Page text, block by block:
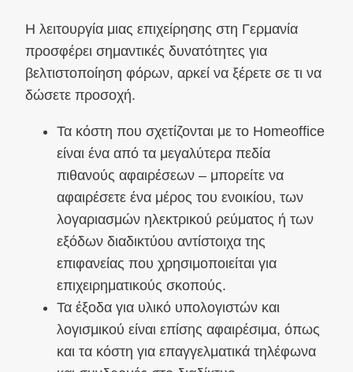
Η λειτουργία μιας επιχείρησης στη Γερμανία
προσφέρει σημαντικές δυνατότητες για
βελτιστοποίηση φόρων, αρκεί να ξέρετε σε τι να
δώσετε προσοχή.
Τα κόστη που σχετίζονται με το Homeoffice
είναι ένα από τα μεγαλύτερα πεδία
πιθανούς αφαιρέσεων – μπορείτε να
αφαιρέσετε ένα μέρος του ενοικίου, των
λογαριασμών ηλεκτρικού ρεύματος ή των
εξόδων διαδικτύου αντίστοιχα της
επιφανείας που χρησιμοποιείται για
επιχειρηματικούς σκοπούς.
Τα έξοδα για υλικό υπολογιστών και
λογισμικού είναι επίσης αφαιρέσιμα, όπως
και τα κόστη για επαγγελματικά τηλέφωνα